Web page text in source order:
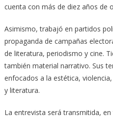
cuenta con más de diez años de
Asimismo, trabajó en partidos
propaganda de campañas
de literatura, periodismo y cine.
también material narrativo. Sus
enfocados a la estética,
y literatura.
La entrevista será transmitida,